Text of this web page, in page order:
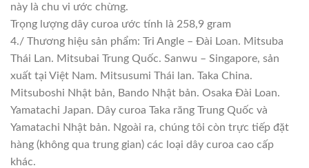
này là chu vi ước chừng.
Trọng lượng dây curoa ước tính là 258,9 gram
4./ Thương hiệu sản phẩm: Tri Angle – Đài Loan. Mitsuba
Thái Lan. Mitsubai Trung Quốc. Sanwu – Singapore, sản
xuất tại Việt Nam. Mitsusumi Thái lan. Taka China.
Mitsuboshi Nhật bản, Bando Nhật bản. Osaka Đài Loan.
Yamatachi Japan. Dây curoa Taka răng Trung Quốc và
Yamatachi Nhật bản. Ngoài ra, chúng tôi còn trực tiếp đặt
hàng (không qua trung gian) các loại dây curoa cao cấp
khác.